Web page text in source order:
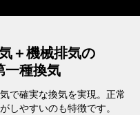
＋機械排気の
一種換気
で確実な換気を実現。正常
しやすいのも特徴です。